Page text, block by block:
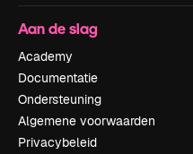
Aan de slag
Academy
Documentatie
Ondersteuning
Algemene voorwaarden
Privacybeleid